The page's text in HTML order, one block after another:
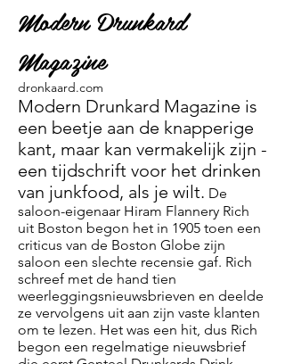
Modern Drunkard
Magazine
dronkaard.com
Modern Drunkard Magazine is
een beetje aan de knapperige
kant, maar kan vermakelijk zijn -
een tijdschrift voor het drinken
van junkfood, als je wilt. De
saloon-eigenaar Hiram Flannery Rich
uit Boston begon het in 1905 toen een
criticus van de Boston Globe zijn
saloon een slechte recensie gaf. Rich
schreef met de hand tien
weerleggingsnieuwsbrieven en deelde
ze vervolgens uit aan zijn vaste klanten
om te lezen. Het was een hit, dus Rich
begon een regelmatige nieuwsbrief